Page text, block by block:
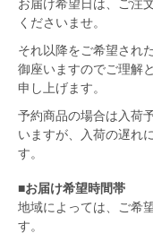
お届け希望日は、ご注
くださいませ。
それ以降をご希望され
御座いますのでご理解
申し上げます。
予約商品の場合は入荷
いますが、入荷の遅れ
す。
■お届け希望時間帯
地域によっては、ご希
す。